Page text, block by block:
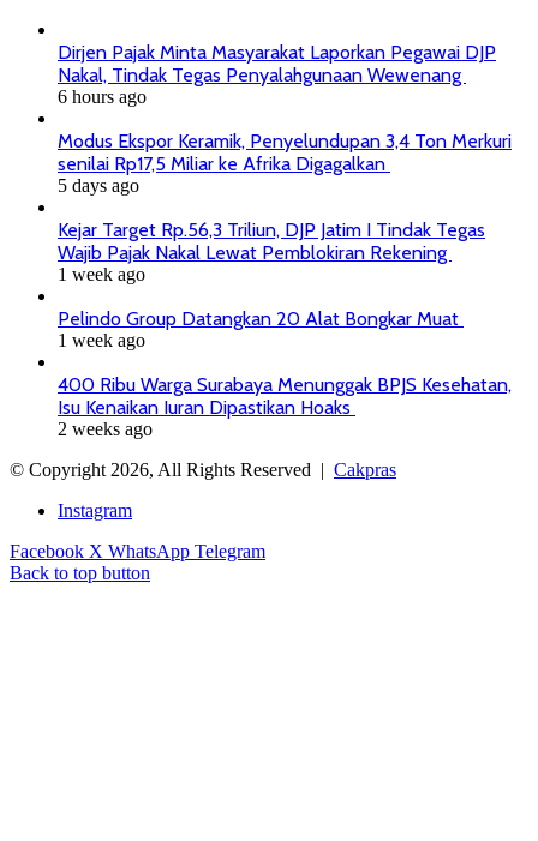
Dirjen Pajak Minta Masyarakat Laporkan Pegawai DJP
Nakal, Tindak Tegas Penyalahgunaan Wewenang
6 hours ago
Modus Ekspor Keramik, Penyelundupan 3,4 Ton Merkuri
senilai Rp17,5 Miliar ke Afrika Digagalkan
5 days ago
Kejar Target Rp.56,3 Triliun, DJP Jatim I Tindak Tegas
Wajib Pajak Nakal Lewat Pemblokiran Rekening
1 week ago
Pelindo Group Datangkan 20 Alat Bongkar Muat
1 week ago
400 Ribu Warga Surabaya Menunggak BPJS Kesehatan,
Isu Kenaikan Iuran Dipastikan Hoaks
2 weeks ago
© Copyright 2026, All Rights Reserved | Cakpras
Instagram
Facebook X WhatsApp Telegram
Back to top button